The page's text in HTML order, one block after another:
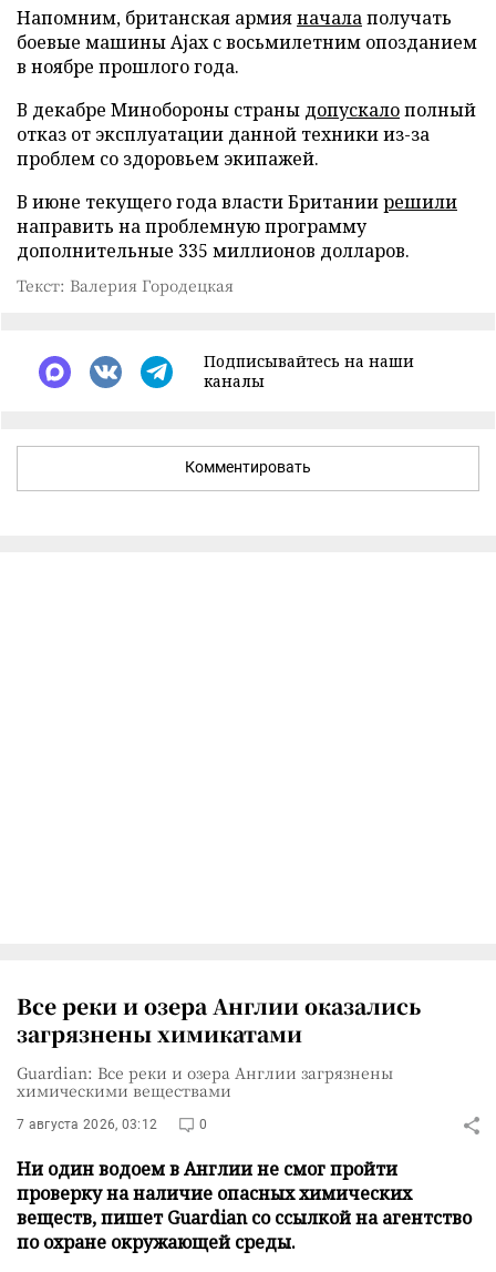
Напомним, британская армияначалаполучать
боевые машины Ajax с восьмилетним опозданием
в ноябре прошлого года.
В декабре Минобороны страны допускалополный
отказ от эксплуатации данной техники из-за
проблем со здоровьем экипажей.
В июне текущего года власти Британиирешили
направить на проблемную программу
дополнительные 335 миллионов долларов.
Текст: Валерия Городецкая
Подписывайтесь на наши
каналы
Комментировать
Все реки и озера Англии оказались
загрязнены химикатами
Guardian: Все реки и озера Англии загрязнены
химическими веществами
7 августа 2026, 03:12 0
Ни один водоем в Англии не смог пройти
проверку на наличие опасных химических
веществ, пишет Guardian со ссылкой на агентство
по охране окружающей среды.